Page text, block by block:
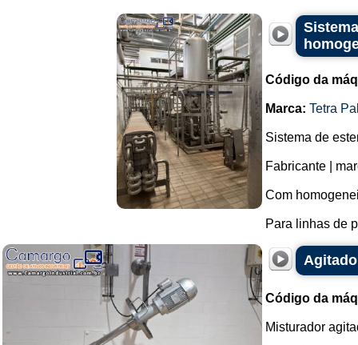
Código da
Marca: Tetra
Sistema de
Fabricante |
Com
Para linhas de
Código da
Misturador